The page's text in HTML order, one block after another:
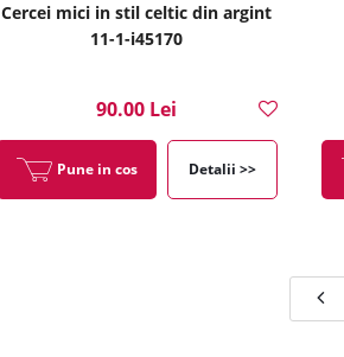
Cercei mici in stil celtic din argint
11-1-i45170
90.00 Lei
Pune in cos Detalii >>